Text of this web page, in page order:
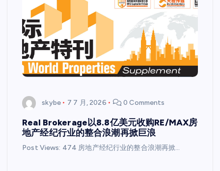
skybe 7 7 月, 2026 0 Comments
Real Brokerage以8.8亿美元收购RE/MAX房
地产经纪行业的整合浪潮再掀巨浪
Post Views: 474 房地产经纪行业的整合浪潮再掀…